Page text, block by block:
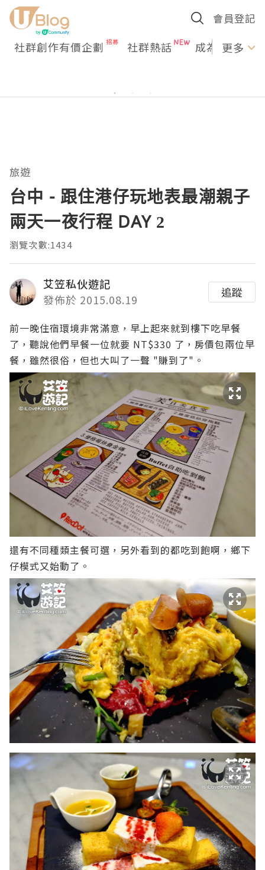
會員登記
社群創作有價企劃 社群熱話 成為U更多
旅遊
台中 - 跟住港仔玩地表最潮親子
兩天一夜行程 DAY 2
瀏覽次數:1434
艾笠私伙遊記
發佈於 2015.08.19
追蹤
前一晚住宿環境非常滿意，早上起來就到樓下吃早餐
了，聽說他們早餐一位就要 NT$330 了，房價包兩位早
餐，雖然很俗，但也大叫了一聲 "賺到了"。
還有不同種類主餐可選，另外看到的都吃到飽啊，鄉下
仔模式又始動了。